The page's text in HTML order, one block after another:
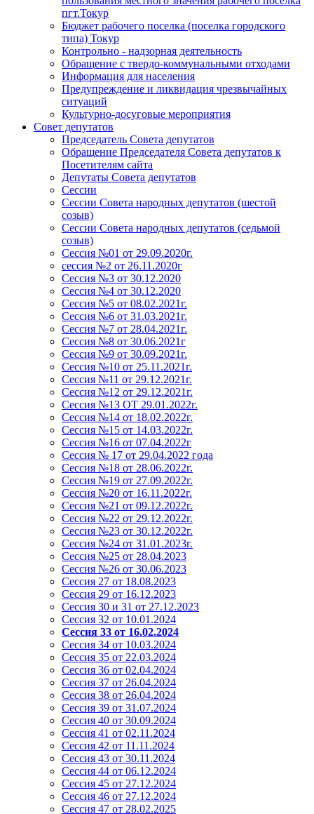
пгт.Токур
Бюджет рабочего поселка (поселка городского
типа) Токур
Контрольно - надзорная деятельность
Обращение с твердо-коммунальными отходами
Информация для населения
Предупреждение и ликвидация чрезвычайных
ситуаций
Культурно-досуговые мероприятия
Совет депутатов
Председатель Совета депутатов
Обращение Председателя Совета депутатов к
Посетителям сайта
Депутаты Совета депутатов
Сессии
Сессии Совета народных депутатов (шестой
созыв)
Сессии Совета народных депутатов (седьмой
созыв)
Сессия №01 от 29.09.2020г.
сессия №2 от 26.11.2020г
Сессия №3 от 30.12.2020
Сессия №4 от 30.12.2020
Сессия №5 от 08.02.2021г.
Сессия №6 от 31.03.2021г.
Сессия №7 от 28.04.2021г.
Сессия №8 от 30.06.2021г
Сессия №9 от 30.09.2021г.
Сессия №10 от 25.11.2021г.
Сессия №11 от 29.12.2021г.
Сессия №12 от 29.12.2021г.
Сессия №13 ОТ 29.01.2022г.
Сессия №14 от 18.02.2022г.
Сессия №15 от 14.03.2022г.
Сессия №16 от 07.04.2022г
Сессия № 17 от 29.04.2022 года
Сессия №18 от 28.06.2022г.
Сессия №19 от 27.09.2022г.
Сессия №20 от 16.11.2022г.
Сессия №21 от 09.12.2022г.
Сессия №22 от 29.12.2022г.
Сессия №23 от 30.12.2022г.
Сессия №24 от 31.01.2023г.
Сессия №25 от 28.04.2023
Сессия №26 от 30.06.2023
Сессия 27 от 18.08.2023
Сессия 29 от 16.12.2023
Сессия 30 и 31 от 27.12.2023
Сессия 32 от 10.01.2024
Сессия 33 от 16.02.2024
Сессия 34 от 10.03.2024
Сессия 35 от 22.03.2024
Сессия 36 от 02.04.2024
Сессия 37 от 26.04.2024
Сессия 38 от 26.04.2024
Сессия 39 от 31.07.2024
Сессия 40 от 30.09.2024
Сессия 41 от 02.11.2024
Сессия 42 от 11.11.2024
Сессия 43 от 30.11.2024
Сессия 44 от 06.12.2024
Сессия 45 от 27.12.2024
Сессия 46 от 27.12.2024
Сессия 47 от 28.02.2025